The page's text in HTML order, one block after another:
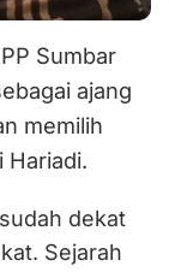
Sumbar
ajang
memilih
Hariadi.
dekat
Sejarah